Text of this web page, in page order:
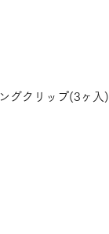
グクリップ(3ヶ入)